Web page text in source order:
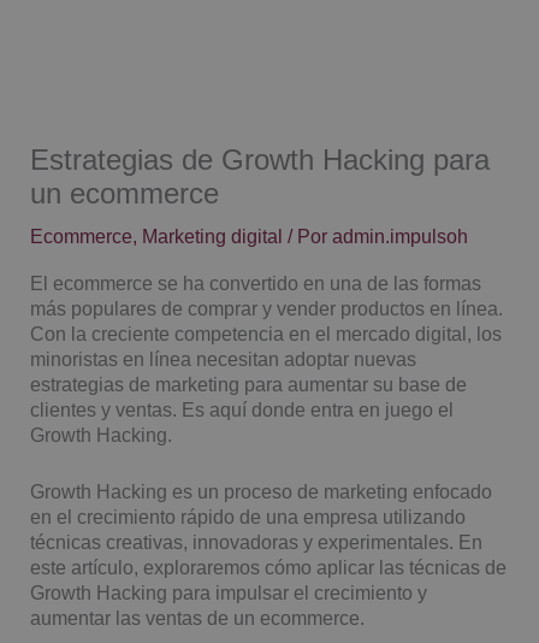
Estrategias de Growth Hacking para
un ecommerce
Ecommerce, Marketing digital / Poradmin.impulsoh
El ecommerce se ha convertido en una de las formas
más populares de comprar y vender productos en línea.
Con la creciente competencia en el mercado digital, los
minoristas en línea necesitan adoptar nuevas
estrategias de marketing para aumentar su base de
clientes y ventas. Es aquí donde entra en juego el
Growth Hacking.
Growth Hacking es un proceso de marketing enfocado
en el crecimiento rápido de una empresa utilizando
técnicas creativas, innovadoras y experimentales. En
este artículo, exploraremos cómo aplicar las técnicas de
Growth Hacking para impulsar el crecimiento y
aumentar las ventas de un ecommerce.